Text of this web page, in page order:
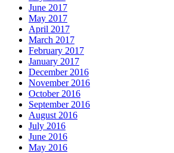
June 2017
May 2017
April 2017
March 2017
February 2017
January 2017
December 2016
November 2016
October 2016
September 2016
August 2016
July 2016
June 2016
May 2016